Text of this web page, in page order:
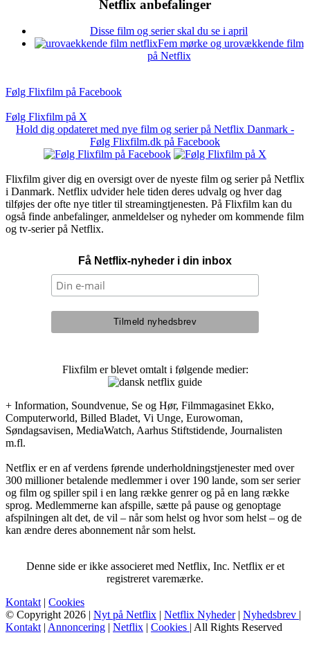
Netflix anbefalinger
Disse film og serier skal du se i april
Fem mørke og urovækkende film
på Netflix
Følg Flixfilm på Facebook
Følg Flixfilm på X
Hold dig opdateret med nye film og serier på Netflix Danmark -
Følg Flixfilm.dk på Facebook
Flixfilm giver dig en oversigt over de nyeste film og serier på Netflix
i Danmark. Netflix udvider hele tiden deres udvalg og hver dag
tilføjes der ofte nye titler til streamingtjenesten. På Flixfilm kan du
også finde anbefalinger, anmeldelser og nyheder om kommende film
og tv-serier på Netflix.
Få Netflix-nyheder i din inbox
Flixfilm er blevet omtalt i følgende medier:
+ Information, Soundvenue, Se og Hør, Filmmagasinet Ekko,
Computerworld, Billed Bladet, Vi Unge, Eurowoman,
Søndagsavisen, MediaWatch, Aarhus Stiftstidende, Journalisten
m.fl.
Netflix er en af verdens førende underholdningstjenester med over
300 millioner betalende medlemmer i over 190 lande, som ser serier
og film og spiller spil i en lang række genrer og på en lang række
sprog. Medlemmerne kan afspille, sætte på pause og genoptage
afspilningen alt det, de vil – når som helst og hvor som helst – og de
kan ændre deres abonnement når som helst.
Denne side er ikke associeret med Netflix, Inc. Netflix er et
registreret varemærke.
Kontakt | Cookies
© Copyright 2026 | Nyt på Netflix | Netflix Nyheder| Nyhedsbrev |
Kontakt | Annoncering | Netflix | Cookies | All Rights Reserved